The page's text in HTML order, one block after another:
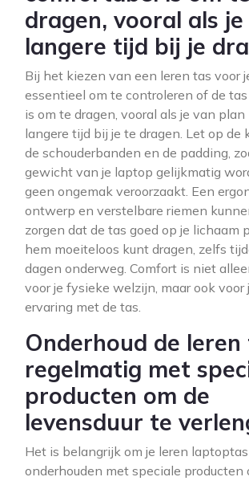
dragen, vooral als je
langere tijd bij je
Bij het kiezen van een leren tas voor
essentieel om te controleren of de
is om te dragen, vooral als je van
langere tijd bij je te dragen. Let op
de schouderbanden en de padding,
gewicht van je laptop gelijkmatig
geen ongemak veroorzaakt. Een
ontwerp en verstelbare riemen
zorgen dat de tas goed op je lichaam
hem moeiteloos kunt dragen, zelfs
dagen onderweg. Comfort is niet
voor je fysieke welzijn, maar ook voor
ervaring met de tas.
Onderhoud de leren
regelmatig met
producten om de
levensduur te
Het is belangrijk om je leren
onderhouden met speciale producten